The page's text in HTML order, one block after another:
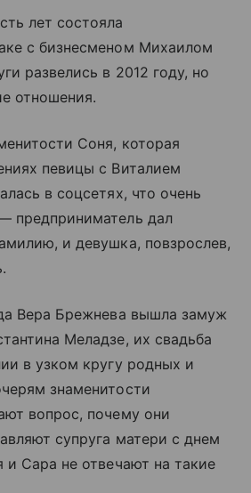
лет состояла
с бизнесменом Михаилом
развелись в 2012 году, но
отношения.
Соня, которая
певицы с Виталием
в соцсетях, что очень
предприниматель дал
и девушка, повзрослев,
Вера Брежнева вышла замуж
Меладзе, их свадьба
в узком кругу родных и
знаменитости
вопрос, почему они
супруга матери с днем
Сара не отвечают на такие